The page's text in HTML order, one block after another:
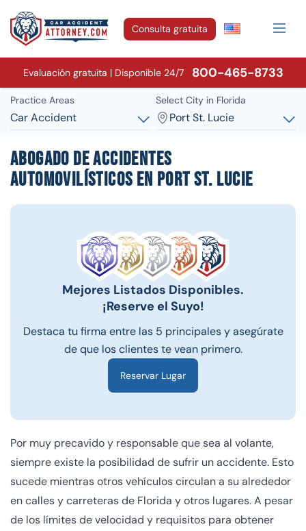
Consulta gratuita
Evaluación gratuita | Disponible 24/7 800-465-8733
Practice Areas
Car Accident
Select City in Florida
Port St. Lucie
Abogado de accidentes
automovilísticos en Port St. Lucie
Mejores Listados Disponibles.
¡Reserve el Suyo!
Destaca tu firma entre las 5 principales y asegúrate
de que los clientes te vean primero.
Reservar Lugar
Por muy precavido y responsable que sea al volante,
siempre existe la posibilidad de sufrir un accidente. Esto
sucede mientras otros vehículos circulan a su alrededor
en calles y carreteras de Florida y otros lugares. A pesar
de los límites de velocidad y requisitos para obtener